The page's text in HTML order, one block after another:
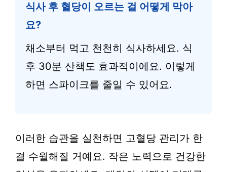
식사 후 혈당이 오르는 걸 어떻게 막아
요?
채소부터 먹고 천천히 식사하세요. 식
후 30분 산책도 효과적이에요. 이렇게
하면 스파이크를 줄일 수 있어요.
이러한 습관을 실천하면 고혈당 관리가 한
결 수월해질 거예요. 작은 노력으로 건강한